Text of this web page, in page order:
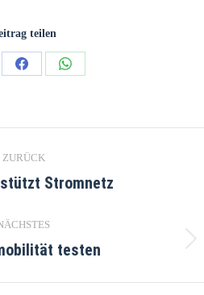
teilen
ZURÜCK
Stromnetz
testen